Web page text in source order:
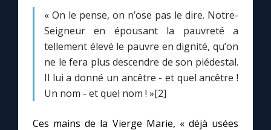
À la une
1000 Raisons de Croire
Chapelet pour le monde
« On le pense, on n’ose pas le dire. Notre-
Seigneur en épousant la pauvreté a
tellement élevé le pauvre en dignité, qu’on
ne le fera plus descendre de son piédestal.
Il lui a donné un ancêtre - et quel ancêtre !
Un nom - et quel nom ! »[2]
Ces mains de la Vierge Marie, « déjà usées